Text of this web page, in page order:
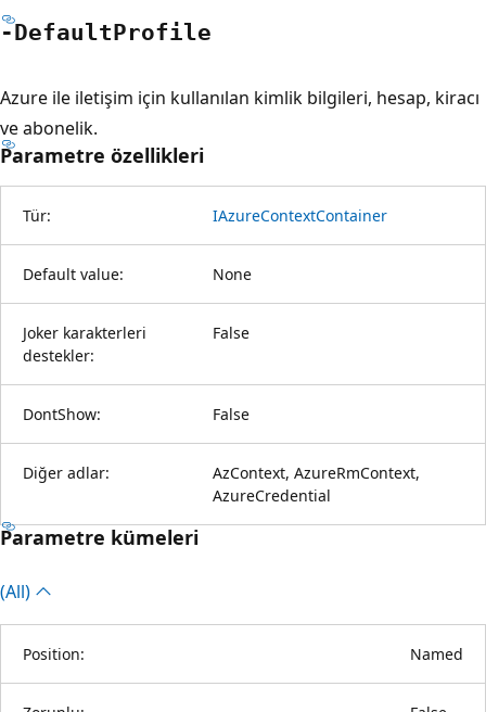
-DefaultProfile
Azure ile iletişim için kullanılan kimlik bilgileri, hesap, kiracı
ve abonelik.
Parametre özellikleri
Tür: IAzureContextContainer
Default value: None
Joker karakterleri
destekler:
False
DontShow: False
Diğer adlar:
AzContext, AzureRmContext,
AzureCredential
Parametre kümeleri
(All)
Position: Named